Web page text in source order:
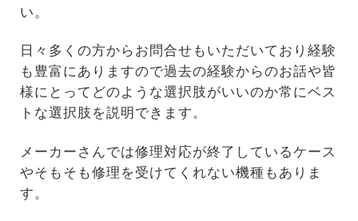
い。
日々多くの方からお問合せもいただいており経験
も豊富にありますので過去の経験からのお話や皆
様にとってどのような選択肢がいいのか常にベス
トな選択肢を説明できます。
メーカーさんでは修理対応が終了しているケース
やそもそも修理を受けてくれない機種もありま
す。